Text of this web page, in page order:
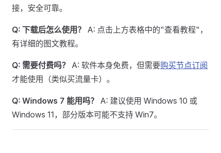
接，安全可靠。
Q: 下载后怎么使用？
A: 点击上方表格中的"查看教程"，
有详细的图文教程。
Q: 需要付费吗？ A: 软件本身免费，但需要购买节点订阅
才能使用（类似买流量卡）。
Q: Windows 7 能用吗？
A: 建议使用 Windows 10 或
Windows 11，部分版本可能不支持 Win7。